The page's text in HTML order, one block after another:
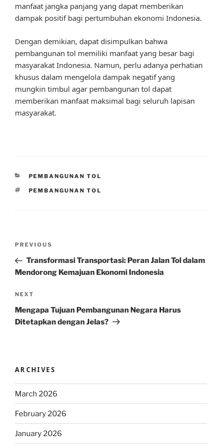
manfaat jangka panjang yang dapat memberikan
dampak positif bagi pertumbuhan ekonomi Indonesia.
Dengan demikian, dapat disimpulkan bahwa
pembangunan tol memiliki manfaat yang besar bagi
masyarakat Indonesia. Namun, perlu adanya perhatian
khusus dalam mengelola dampak negatif yang
mungkin timbul agar pembangunan tol dapat
memberikan manfaat maksimal bagi seluruh lapisan
masyarakat.
CATEGORIES
PEMBANGUNAN TOL
TAGS
PEMBANGUNAN TOL
Previous
Post
PREVIOUS
Transformasi Transportasi: Peran Jalan Tol dalam
Mendorong Kemajuan Ekonomi Indonesia
Next
Post
NEXT
Mengapa Tujuan Pembangunan Negara Harus
Ditetapkan dengan Jelas?
ARCHIVES
March 2026
February 2026
January 2026